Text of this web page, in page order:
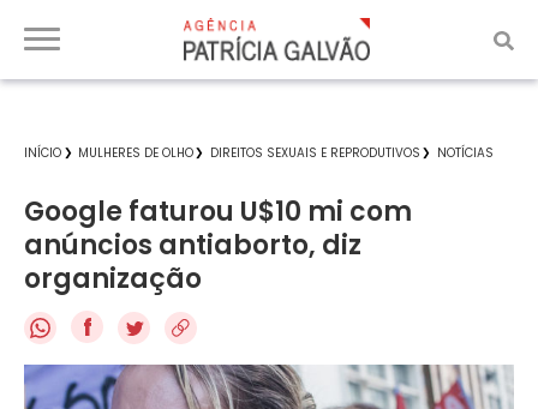
INÍCIO MULHERES DE OLHO DIREITOS SEXUAIS E REPRODUTIVOS NOTÍCIAS
Google faturou U$10 mi com
anúncios antiaborto, diz
organização
f